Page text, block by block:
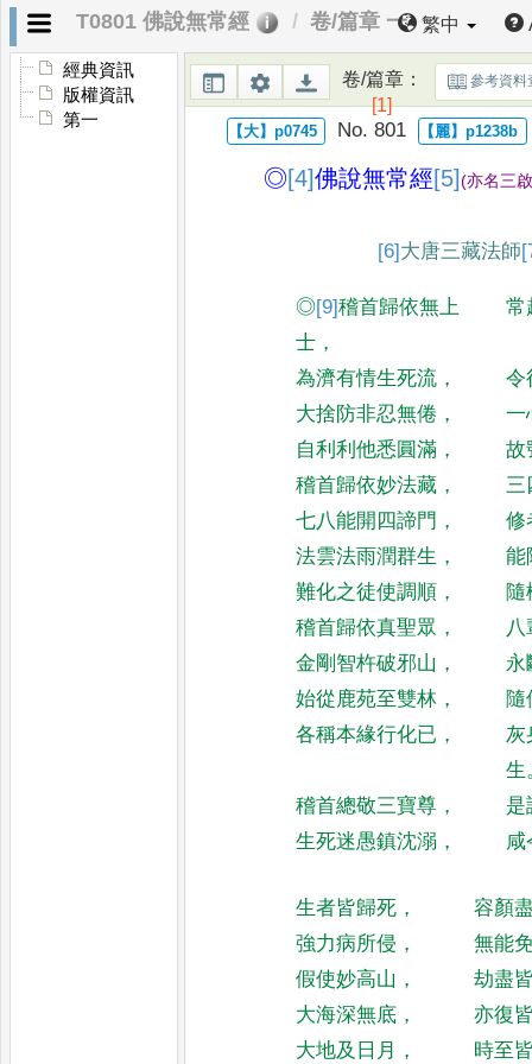
T0801 佛說無常經 卷/篇章 一 繁中
經典資訊
版權資訊
第一
卷/篇章：
[1]
參考資料
No. 801
◎[4]佛說無常經[5](亦名三
[6] 大唐三藏法師
◎[9]稽首歸依無上
士 ，
常
為濟有情生死流 ，
令
大捨防非忍無倦 ，
一
自利利他悉圓滿 ，
故
稽首歸依妙法藏 ，
三
七八能開四諦門 ，
修
法雲法雨潤群生 ，
能
難化之徒使調順 ，
隨
稽首歸依真聖眾 ，
八
金剛智杵破邪山 ，
永
始從鹿苑至雙林 ，
隨
各稱本緣行化已 ，
灰
生
稽首總敬三寶尊 ，
是
生死迷愚鎮沈溺 ， 咸
生者皆歸死 ，
容顏
強力病所侵 ，
無能
假使妙高山 ，
劫盡
大海深無底 ，
亦復
大地及日月
， 時至